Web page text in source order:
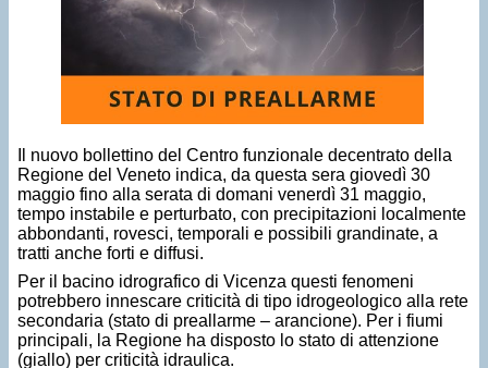
Il nuovo bollettino del Centro funzionale decentrato della
Regione del Veneto indica, da questa sera giovedì 30
maggio fino alla serata di domani venerdì 31 maggio,
tempo instabile e perturbato, con precipitazioni localmente
abbondanti, rovesci, temporali e possibili grandinate, a
tratti anche forti e diffusi.
Per il bacino idrografico di Vicenza questi fenomeni
potrebbero innescare criticità di tipo idrogeologico alla rete
secondaria (stato di preallarme – arancione). Per i fiumi
principali, la Regione ha disposto lo stato di attenzione
(giallo) per criticità idraulica.